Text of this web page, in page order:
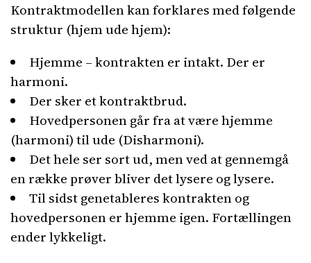
Kontraktmodellen kan forklares med følgende
struktur (hjem ude hjem):
Hjemme – kontrakten er intakt. Der er
harmoni.
Der sker et kontraktbrud.
Hovedpersonen går fra at være hjemme
(harmoni) til ude (Disharmoni).
Det hele ser sort ud, men ved at gennemgå
en række prøver bliver det lysere og lysere.
Til sidst genetableres kontrakten og
hovedpersonen er hjemme igen. Fortællingen
ender lykkeligt.